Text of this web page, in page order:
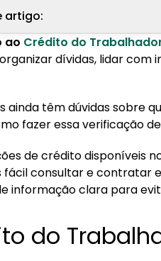
artigo:
Crédito do Trabalhador?
o Crédito do
no consignado CLT?
Crédito do Trabalhador?
do Trabalhador
ao Crédito do
dívidas, lidar com
ainda têm dúvidas sobre
fazer essa verificação
de crédito disponíveis
fácil consultar e contratar
informação clara para
do